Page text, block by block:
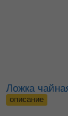
Ложка
описание